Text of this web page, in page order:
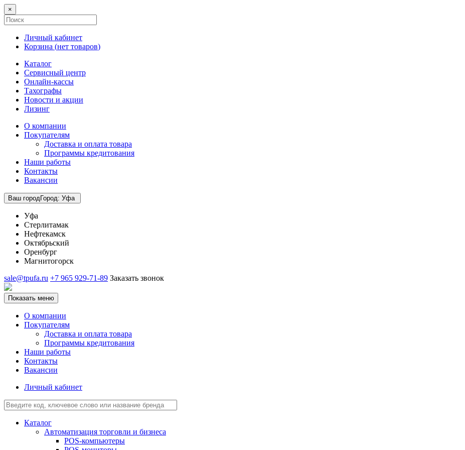
×
Личный кабинет
Корзина (нет товаров)
Каталог
Сервисный центр
Онлайн-кассы
Тахографы
Новости и акции
Лизинг
О компании
Покупателям
Доставка и оплата товара
Программы кредитования
Наши работы
Контакты
Вакансии
Ваш городГород: Уфа
Уфа
Стерлитамак
Нефтекамск
Октябрьский
Оренбург
Магнитогорск
sale@tpufa.ru +7 965 929-71-89 Заказать звонок
Показать меню
О компании
Покупателям
Доставка и оплата товара
Программы кредитования
Наши работы
Контакты
Вакансии
Личный кабинет
Каталог
Автоматизация торговли и бизнеса
POS-компьютеры